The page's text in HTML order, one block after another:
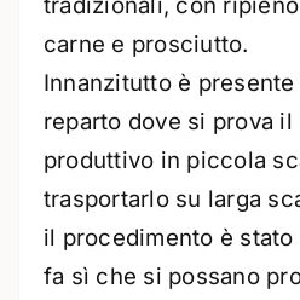
carne e prosciutto.
Innanzitutto è
reparto dove si prova
produttivo in piccola
trasportarlo su larga
il procedimento è
fa sì che si possano